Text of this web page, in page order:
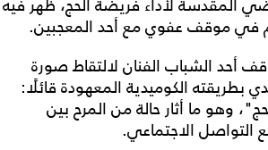
في موقف عفوي مع أحد المعجبين.
أحد الشباب الفنان لالتقاط صورة
بطريقته الكوميدية المعهودة قائلًا:
وهو ما أثار حالة من المرح بين
التواصل الاجتماعي.